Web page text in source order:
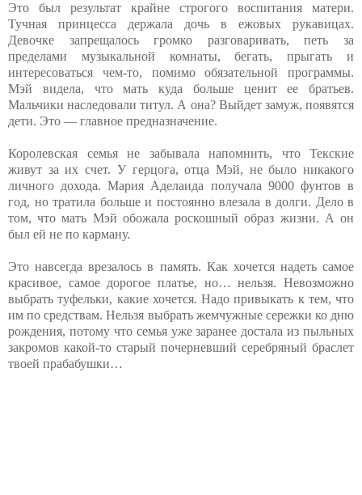
Это был результат крайне строгого воспитания матери.
Тучная принцесса держала дочь в ежовых рукавицах.
Девочке запрещалось громко разговаривать, петь за
пределами музыкальной комнаты, бегать, прыгать и
интересоваться чем-то, помимо обязательной программы.
Мэй видела, что мать куда больше ценит ее братьев.
Мальчики наследовали титул. А она? Выйдет замуж, появятся
дети. Это — главное предназначение.
Королевская семья не забывала напомнить, что Текские
живут за их счет. У герцога, отца Мэй, не было никакого
личного дохода. Мария Аделаида получала 9000 фунтов в
год, но тратила больше и постоянно влезала в долги. Дело в
том, что мать Мэй обожала роскошный образ жизни. А он
был ей не по карману.
Это навсегда врезалось в память. Как хочется надеть самое
красивое, самое дорогое платье, но… нельзя. Невозможно
выбрать туфельки, какие хочется. Надо привыкать к тем, что
им по средствам. Нельзя выбрать жемчужные сережки ко дню
рождения, потому что семья уже заранее достала из пыльных
закромов какой-то старый почерневший серебряный браслет
твоей прабабушки…